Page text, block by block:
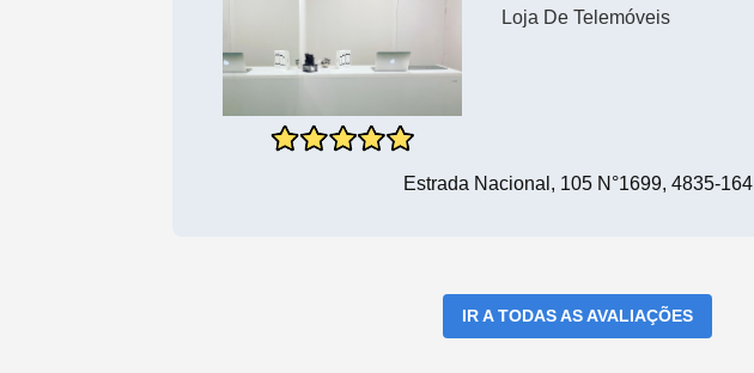
Loja De Telemóveis
Estrada Nacional, 105 N°1699, 4835-164
IR A TODAS AS AVALIAÇÕES